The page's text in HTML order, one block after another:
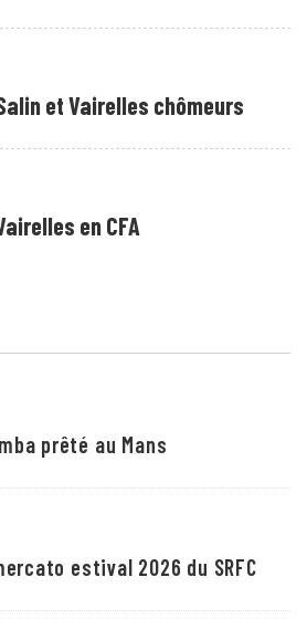
et Vairelles chômeurs
en CFA
prêté au Mans
estival 2026 du SRFC